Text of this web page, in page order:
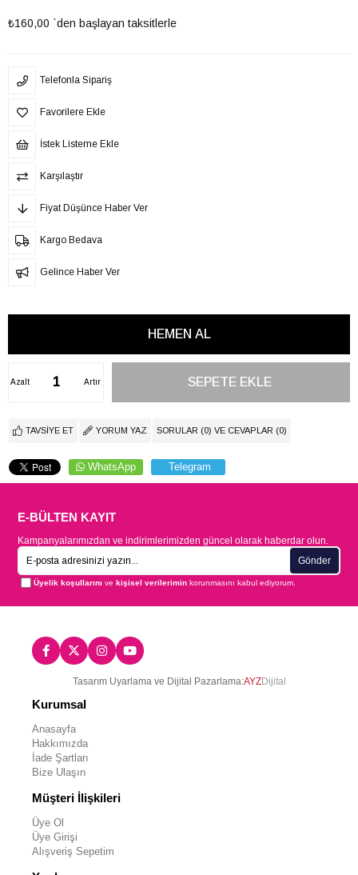
₺160,00 `den başlayan taksitlerle
Telefonla Sipariş
Favorilere Ekle
İstek Listeme Ekle
Karşılaştır
Fiyat Düşünce Haber Ver
Kargo Bedava
Gelince Haber Ver
Artır
Azalt
TAVSIYE ET YORUM YAZ SORULAR (0) VE CEVAPLAR (0)
WhatsApp Telegram
E-BÜLTEN KAYIT
Kampanyalarımızdan ve indirimlerimizden güncel olarak haberdar olun.
Gönder
Üyelik koşullarını vekişisel verilerimin korunmasını kabul ediyorum.
Tasarım Uyarlama ve Dijital Pazarlama:AYZDijital
Kurumsal
Anasayfa
Hakkımızda
İade Şartları
Bize Ulaşın
Müşteri İlişkileri
Üye Ol
Üye Girişi
Alışveriş Sepetim